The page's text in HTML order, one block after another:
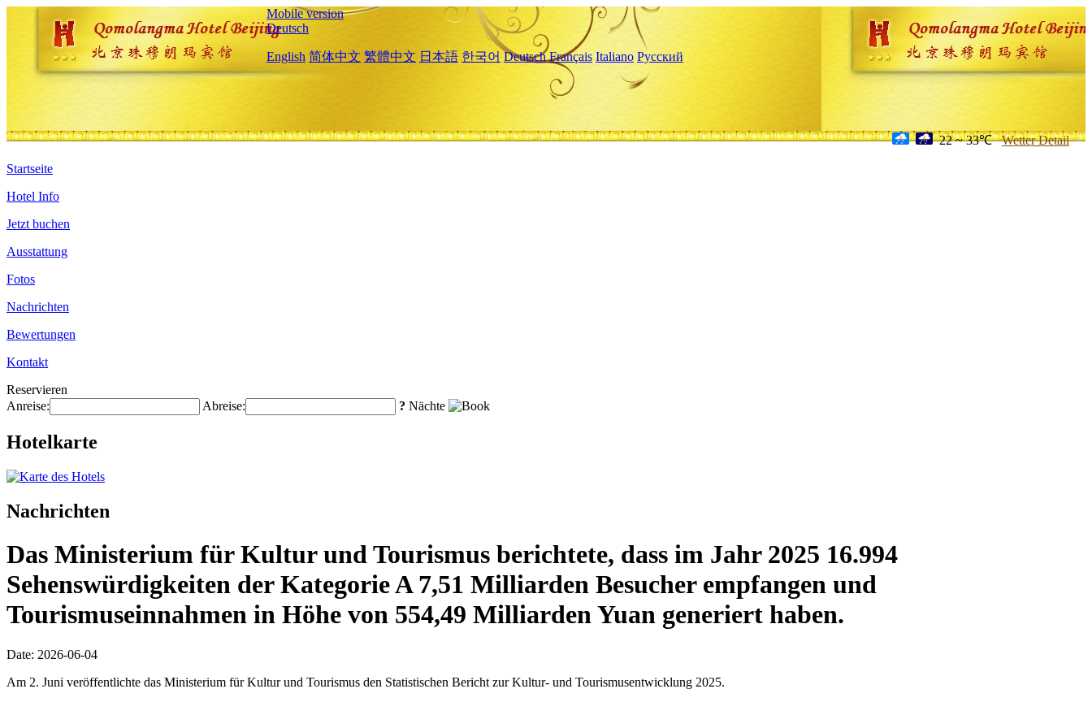
Mobile version
Deutsch
English 简体中文 繁體中文 日本語 한국어 Deutsch Français Italiano Русский
22 ~ 33℃ Wetter Detail
Startseite
Hotel Info
Jetzt buchen
Ausstattung
Fotos
Nachrichten
Bewertungen
Kontakt
Reservieren
Anreise:
Abreise: ? Nächte
Hotelkarte
Nachrichten
Das Ministerium für Kultur und Tourismus berichtete, dass im Jahr 2025 16.994
Sehenswürdigkeiten der Kategorie A 7,51 Milliarden Besucher empfangen und
Tourismuseinnahmen in Höhe von 554,49 Milliarden Yuan generiert haben.
Date: 2026-06-04
Am 2. Juni veröffentlichte das Ministerium für Kultur und Tourismus den Statistischen Bericht zur Kultur- und Tourismusentwicklung 2025.